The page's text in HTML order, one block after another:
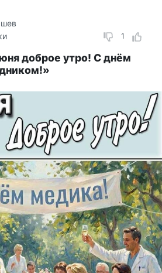
1
доброе утро! С днём